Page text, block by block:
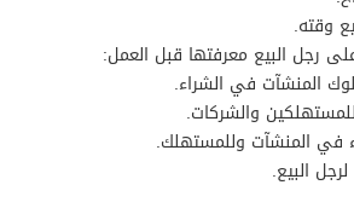
وقته.
رجل البيع معرفتها قبل العمل:
المنشآت في الشراء.
للمستهلكين والشركات.
في المنشآت وللمستهلك.
البيع.